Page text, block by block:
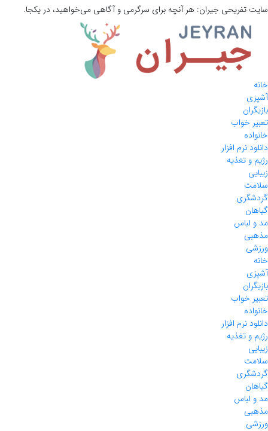
سایت تفریحی جیران: هر آنچه برای سرگرمی و آگاهی می‌خواهید، در یکجا.
خانه
آشپزی
بازیگران
تعبیر خواب
خانواده
دانلود نرم افزار
رژیم و تغذیه
زیبایی
سلامت
گردشگری
گیاهان
مد و لباس
مذهبی
ورزشی
خانه
آشپزی
بازیگران
تعبیر خواب
خانواده
دانلود نرم افزار
رژیم و تغذیه
زیبایی
سلامت
گردشگری
گیاهان
مد و لباس
مذهبی
ورزشی